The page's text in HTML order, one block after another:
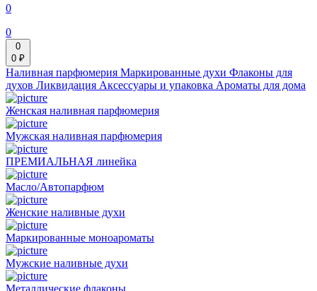
0
0
0
0 ₽
Наливная парфюмерия Маркированные духи Флаконы для
духов Ликвидация Аксессуары и упаковка Ароматы для дома
Женская наливная парфюмерия
Мужская наливная парфюмерия
ПРЕМИАЛЬНАЯ линейка
Масло/Автопарфюм
Женские наливные духи
Маркированные моноароматы
Мужские наливные духи
Металлические флаконы